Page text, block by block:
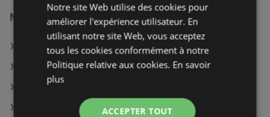
Magasins Le roi du matelas à :
Le roi du matelas à Orléans
Le roi du matelas à Avesnes-sur-Helpe
Le roi du matelas à Boulogne-sur-Mer
Le roi du matelas à Cambrai
Notre site Web utilise des cookies pour
améliorer l'expérience utilisateur. En
utilisant notre site Web, vous acceptez
tous les cookies conformément à notre
Politique relative aux cookies. En savoir
plus
ACCEPTER TOUT